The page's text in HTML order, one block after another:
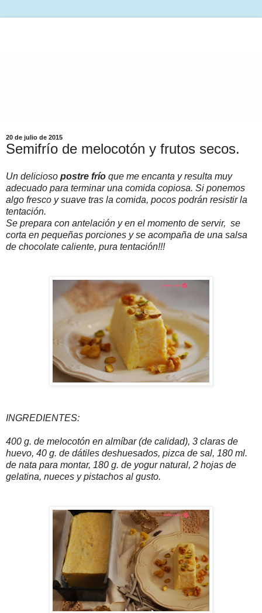
20 de julio de 2015
Semifrío de melocotón y frutos secos.
Un delicioso postre frío que me encanta y resulta muy
adecuado para terminar una comida copiosa. Si ponemos
algo fresco y suave tras la comida, pocos podrán resistir la
tentación.
Se prepara con antelación y en el momento de servir, se
corta en pequeñas porciones y se acompaña de una salsa
de chocolate caliente, pura tentación!!!
INGREDIENTES:
400 g. de melocotón en almíbar (de calidad), 3 claras de
huevo, 40 g. de dátiles deshuesados, pizca de sal, 180 ml.
de nata para montar, 180 g. de yogur natural, 2 hojas de
gelatina, nueces y pistachos al gusto.